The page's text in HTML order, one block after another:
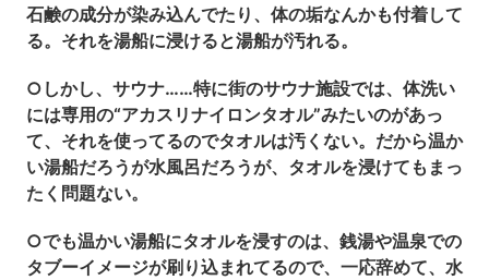
石鹸の成分が染み込んでたり、体の垢なんかも付着して
る。それを湯船に浸けると湯船が汚れる。
○しかし、サウナ……特に街のサウナ施設では、体洗い
には専用の“アカスリナイロンタオル”みたいのがあっ
て、それを使ってるのでタオルは汚くない。だから温か
い湯船だろうが水風呂だろうが、タオルを浸けてもまっ
たく問題ない。
○でも温かい湯船にタオルを浸すのは、銭湯や温泉での
タブーイメージが刷り込まれてるので、一応辞めて、水